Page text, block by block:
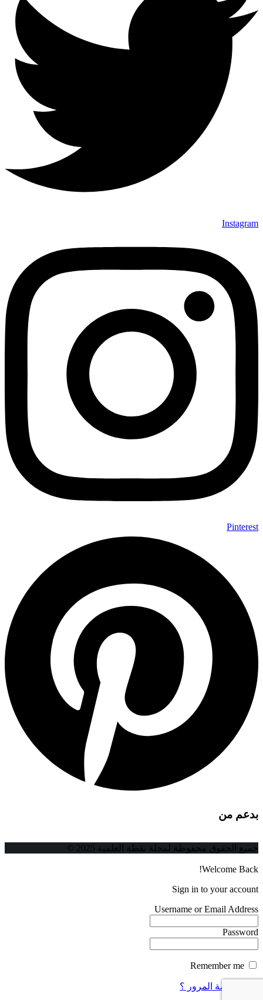
Instagram
Pinterest
بدعم من
جميع الحقوق محفوظة لمجلة نقطة العلمية 2025 ©
Welcome Back!
Sign in to your account
Username or Email Address
Password
فقدت كلمة المرور ؟